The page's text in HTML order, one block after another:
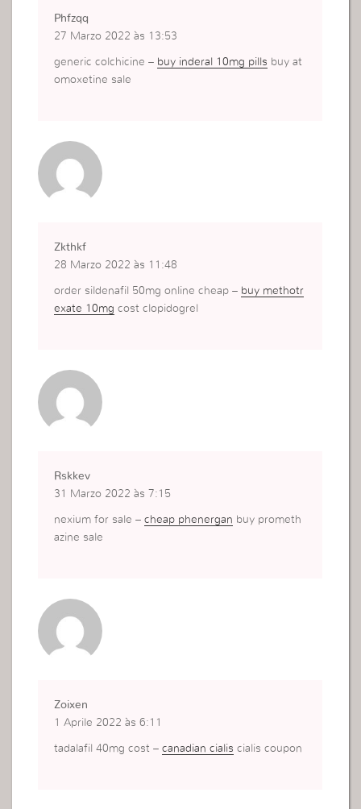
Phfzqq
27 Marzo 2022 às 13:53
generic colchicine – buy inderal 10mg pills buy at
omoxetine sale
Zkthkf
28 Marzo 2022 às 11:48
order sildenafil 50mg online cheap – buy methotr
exate 10mg cost clopidogrel
Rskkev
31 Marzo 2022 às 7:15
nexium for sale –cheap phenergan buy prometh
azine sale
Zoixen
1 Aprile 2022 às 6:11
tadalafil 40mg cost –canadian cialis cialis coupon